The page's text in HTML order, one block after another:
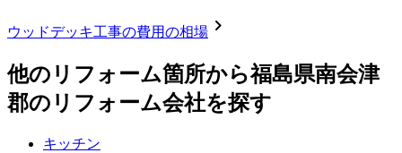
ウッドデッキ工事の費用の相場 chevron_right
他のリフォーム箇所から福島県南会津
郡のリフォーム会社を探す
キッチン